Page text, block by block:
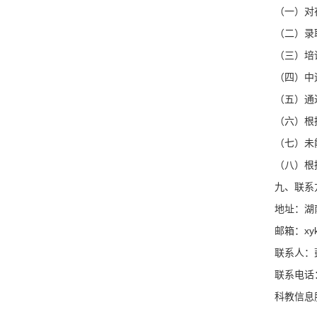
（一）
（二）
（三）
（四）
（五）
（六）
（七）
（八）
九、联系
地址：湖
邮箱：
联系人：
联系电
科教信